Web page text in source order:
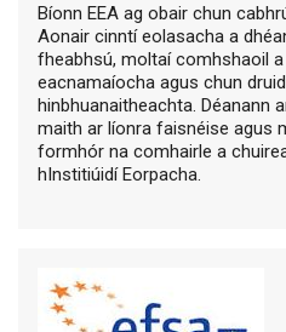
Bíonn EEA ag obair chun
Aonair cinntí eolasacha a
fheabhsú, moltaí comhshaoil
eacnamaíocha agus chun
hinbhuanaitheachta. Déanann
maith ar líonra faisnéise agus
formhór na comhairle a
hInstitiúidí Eorpacha.